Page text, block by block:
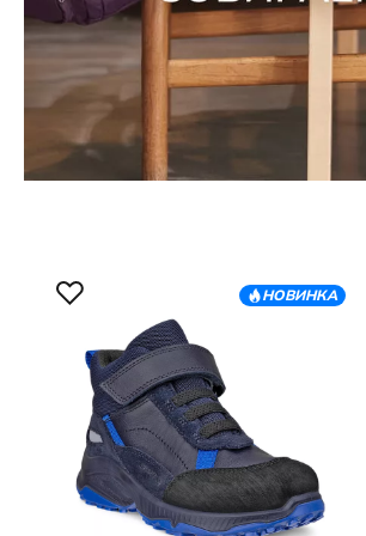
НОВИНКА